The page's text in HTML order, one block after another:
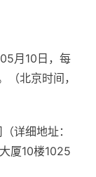
月10日，每
北京时间，
详细地址：
厦10楼1025